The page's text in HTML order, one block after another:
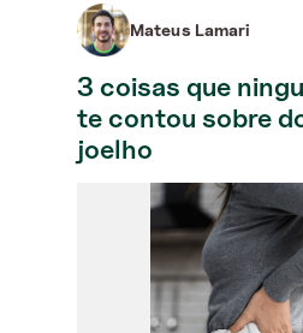
Mateus Lamari
3 coisas que
te contou sobre
joelho